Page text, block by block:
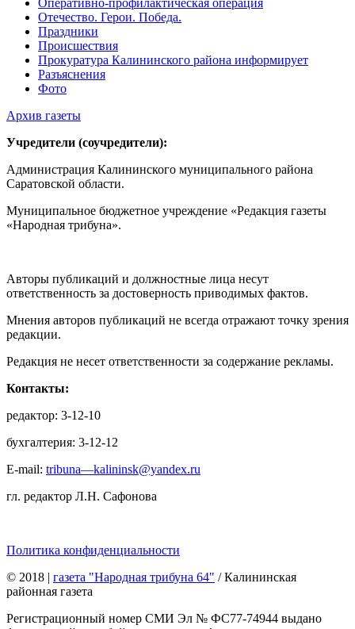
Оперативно-профилактическая операция
Отечество. Герои. Победа.
Праздники
Происшествия
Прокуратура Калининского района информирует
Разъяснения
Фото
Архив газеты
Учредители (соучредители):
Администрация Калининского муниципального района
Саратовской области.
Муниципальное бюджетное учреждение «Редакция газеты
«Народная трибуна».
Авторы публикаций и должностные лица несут
ответственность за достоверность приводимых фактов.
Мнения авторов публикаций не всегда отражают точку зрения
редакции.
Редакция не несет ответственности за содержание рекламы.
Контакты:
редактор: 3-12-10
бухгалтерия: 3-12-12
E-mail: tribuna—kalininsk@yandex.ru
гл. редактор Л.Н. Сафонова
Политика конфиденциальности
© 2018
газета "Народная трибуна 64" / Калининская
районная газета
Регистрационный номер СМИ Эл № ФС77-74944 выдано